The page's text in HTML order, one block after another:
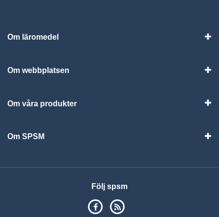
Om läromedel
Om webbplatsen
Om våra produkter
Om SPSM
Följ spsm
SPSM på Facebook